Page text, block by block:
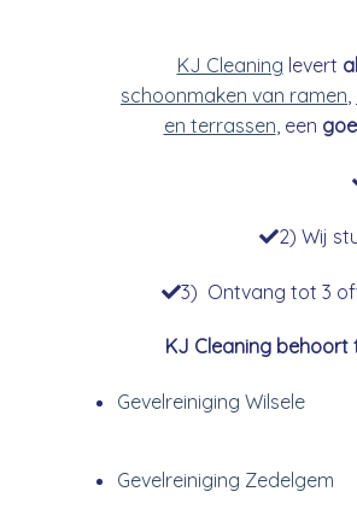
KJ Cleaning levert
schoonmaken van ramen,
en terrassen, een
2) Wij
3) Ontvang tot 3
KJ Cleaning behoort
Gevelreiniging Wilsele
Gevelreiniging Zedelgem